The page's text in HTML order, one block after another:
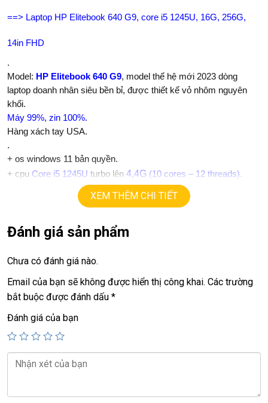
==> Laptop HP Elitebook 640 G9, core i5 1245U, 16G, 256G,
14in FHD
.
Model: HP Elitebook 640 G9, model thế hệ mới 2023 dòng
laptop doanh nhân siêu bền bỉ, được thiết kế vỏ nhôm nguyên
khối.
Máy 99%, zin 100%.
Hàng xách tay USA.
.
+ os windows 11 bản quyền.
+ cpu Core i5 1245U turbo lên 4,4G (10 cores – 12 threads).
ddr4. (option 32G)
. (option 512G, 1TB)
+Vga intel Iris Xe Graphics
USB type C, usb 3.0, webcam…
+ Pin 4h
Giá :11.9tr.
💻LAPTOP TRIỀU PHÁT • UY TÍN • CHẤT LƯỢNG • GIÁ TỐT
📍Địa chỉ:60/26 Đồng Đen, P. Tân Bình, TP.HCM
XEM THÊM CHI TIẾT
Đánh giá sản phẩm
Chưa có đánh giá nào.
Email của bạn sẽ không được hiển thị công khai. Các trường
bắt buộc được đánh dấu *
Đánh giá của bạn